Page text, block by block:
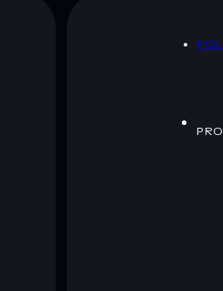
asesoramiento